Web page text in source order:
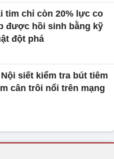
tim chỉ còn 20% lực co
được hồi sinh bằng kỹ
đột phá
Nội siết kiểm tra bút tiêm
cân trôi nổi trên mạng